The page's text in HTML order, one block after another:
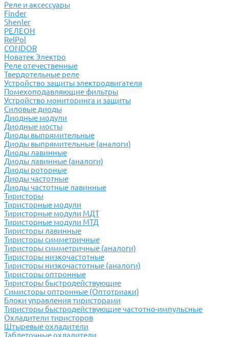
Реле и аксессуары
Finder
Shenler
РЕЛЕОН
RelPol
CONDOR
Новатек Электро
Реле отечественные
Твердотельные реле
Устройство защиты электродвигателя
Помехоподавляющие фильтры
Устройство мониторинга и защиты
Силовые диоды
Диодные модули
Диодные мосты
Диоды выпрямительные
Диоды выпрямительные (аналоги)
Диоды лавинные
Диоды лавинные (аналоги)
Диоды роторные
Диоды частотные
Диоды частотные лавинные
Тиристоры
Тиристорные модули
Тиристорные модули МДТ
Тиристорные модули МТД
Тиристоры лавинные
Тиристоры симметричные
Тиристоры симметричные (аналоги)
Тиристоры низкочастотные
Тиристоры низкочастотные (аналоги)
Тиристоры оптронные
Тиристоры быстродействующие
Симисторы оптронные (Оптотриаки)
Блоки управления тиристорами
Тиристоры быстродействующие частотно-импульсные
Охладители тиристоров
Штыревые охладители
Таблеточные охладители